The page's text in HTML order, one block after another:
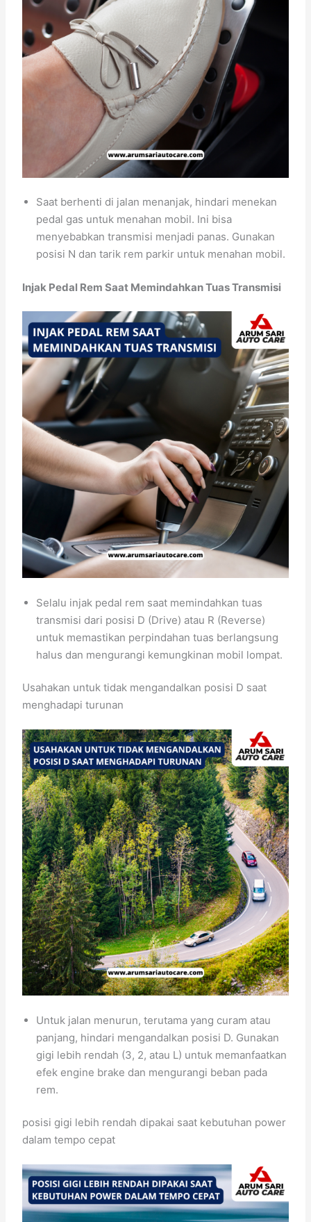
Saat berhenti di jalan menanjak, hindari menekan
pedal gas untuk menahan mobil. Ini bisa
menyebabkan transmisi menjadi panas. Gunakan
posisi N dan tarik rem parkir untuk menahan mobil.
Injak Pedal Rem Saat Memindahkan Tuas Transmisi
Selalu injak pedal rem saat memindahkan tuas
transmisi dari posisi D (Drive) atau R (Reverse)
untuk memastikan perpindahan tuas berlangsung
halus dan mengurangi kemungkinan mobil lompat.
Usahakan untuk tidak mengandalkan posisi D saat
menghadapi turunan
Untuk jalan menurun, terutama yang curam atau
panjang, hindari mengandalkan posisi D. Gunakan
gigi lebih rendah (3, 2, atau L) untuk memanfaatkan
efek engine brake dan mengurangi beban pada
rem.
posisi gigi lebih rendah dipakai saat kebutuhan power
dalam tempo cepat